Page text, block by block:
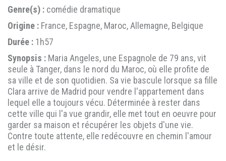
Genre(s) : comédie dramatique
Origine : France, Espagne, Maroc, Allemagne, Belgique
Durée : 1h57
Synopsis : Maria Angeles, une Espagnole de 79 ans, vit
seule à Tanger, dans le nord du Maroc, où elle profite de
sa ville et de son quotidien. Sa vie bascule lorsque sa fille
Clara arrive de Madrid pour vendre l'appartement dans
lequel elle a toujours vécu. Déterminée à rester dans
cette ville qui l'a vue grandir, elle met tout en oeuvre pour
garder sa maison et récupérer les objets d'une vie.
Contre toute attente, elle redécouvre en chemin l'amour
et le désir.